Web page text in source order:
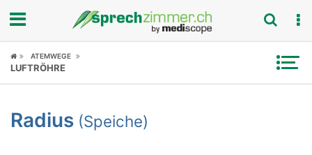
Fokus
Symptome
ATEMWEGE
LUFTRÖHRE
Radius (Speiche)